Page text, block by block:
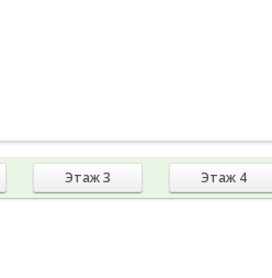
Этаж 3 Этаж 4